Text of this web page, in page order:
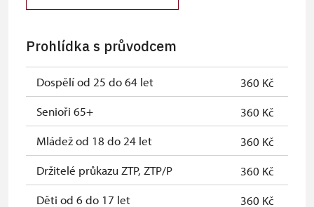
Držitel průkazu "Náš člověk"*
zdarma
Držitel průkazu ICOMOS*
zdarma
Držitel karty s QR kódem MK ČR*
zdarma
* Platí pouze pro držitele průkazu
Prohlídka s průvodcem
Dospělí od 25 do 64 let
360 Kč
Senioři 65+
360 Kč
Mládež od 18 do 24 let
360 Kč
Držitelé průkazu ZTP, ZTP/P
360 Kč
Děti od 6 do 17 let
360 Kč